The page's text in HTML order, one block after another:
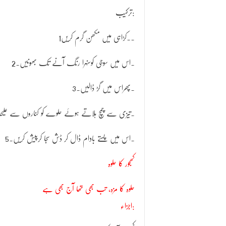
ترکیب:
2۔اس میں سوجی کوسنہرا رنگ آنے تک بھونیں۔
3۔پھراس میں گڑ ڈالیں۔
4ْ۔تیزی سے چمچ ہلاتے ہوئے حلوے کو کناروں سے
5۔اس میں پستے بادام ڈال کر ڈش سجا کرپیش کریں۔
کھجور کا حلوہ
حلوہ کا مزہ، تب بھی تھا آج بھی ہے
اجزاء: